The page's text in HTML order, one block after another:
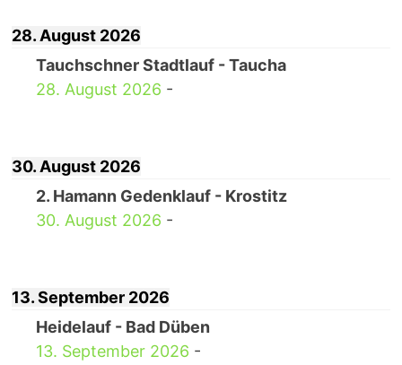
28. August 2026
Tauchschner Stadtlauf - Taucha
28. August 2026 -
30. August 2026
2. Hamann Gedenklauf - Krostitz
30. August 2026 -
13. September 2026
Heidelauf - Bad Düben
13. September 2026 -